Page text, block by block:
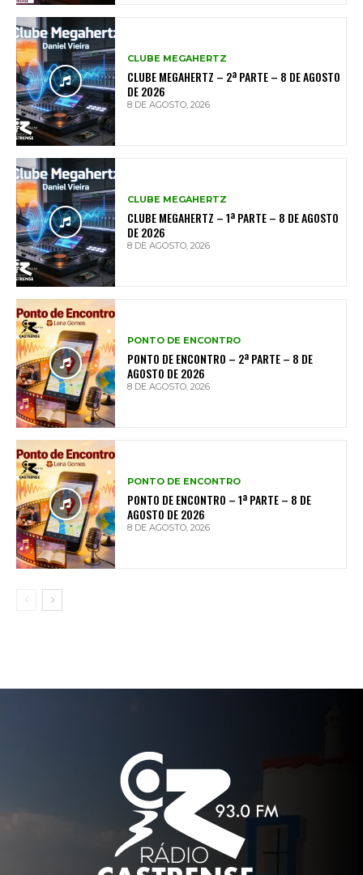
CLUBE MEGAHERTZ
CLUBE MEGAHERTZ – 2ª PARTE – 8 DE AGOSTO
DE 2026
8 DE AGOSTO, 2026
CLUBE MEGAHERTZ
CLUBE MEGAHERTZ – 1ª PARTE – 8 DE AGOSTO
DE 2026
8 DE AGOSTO, 2026
PONTO DE ENCONTRO
PONTO DE ENCONTRO – 2ª PARTE – 8 DE
AGOSTO DE 2026
8 DE AGOSTO, 2026
PONTO DE ENCONTRO
PONTO DE ENCONTRO – 1ª PARTE – 8 DE
AGOSTO DE 2026
8 DE AGOSTO, 2026